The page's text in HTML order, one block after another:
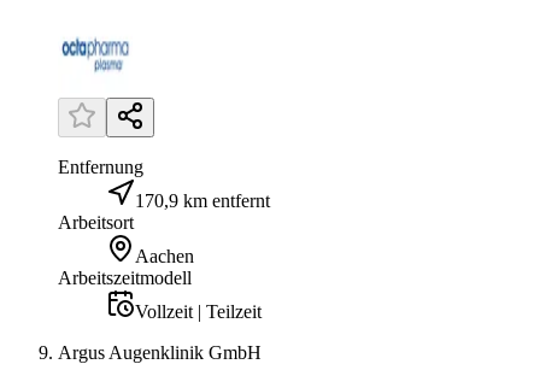
Entfernung
170,9 km entfernt
Arbeitsort
Aachen
Arbeitszeitmodell
Vollzeit | Teilzeit
Argus Augenklinik GmbH